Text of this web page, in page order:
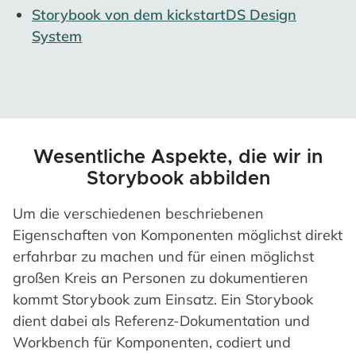
Storybook von dem kickstartDS Design
System
Wesentliche Aspekte, die wir in
Storybook abbilden
Um die verschiedenen beschriebenen
Eigenschaften von Komponenten möglichst direkt
erfahrbar zu machen und für einen möglichst
großen Kreis an Personen zu dokumentieren
kommt Storybook zum Einsatz. Ein Storybook
dient dabei als Referenz-Dokumentation und
Workbench für Komponenten, codiert und